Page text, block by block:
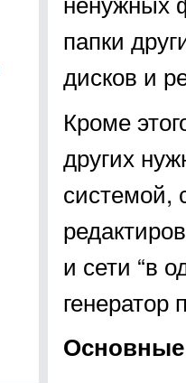
папки
дисков и
Кроме
других
системой,
и сети “в
генератор
Основные